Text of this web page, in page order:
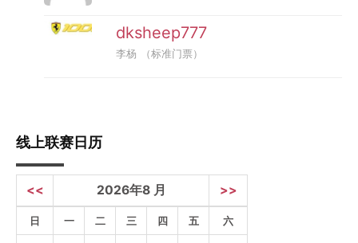
dksheep777
李杨 （标准门票）
线上联赛日历
<< 2026年8 月 >>
日 一 二 三 四 五 六